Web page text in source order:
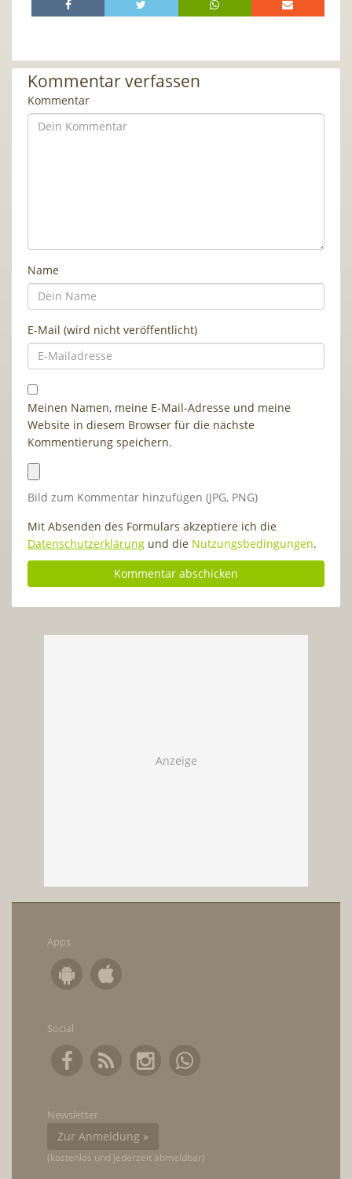
Kommentar verfassen
Kommentar
Name
E-Mail (wird nicht veröffentlicht)
Meinen Namen, meine E-Mail-Adresse und meine
Website in diesem Browser für die nächste
Kommentierung speichern.
Bild zum Kommentar hinzufügen (JPG, PNG)
Mit Absenden des Formulars akzeptiere ich die
Datenschutzerklärung und die Nutzungsbedingungen.
Apps
Social
Newsletter
Zur Anmeldung »
(kostenlos und jederzeit abmeldbar)